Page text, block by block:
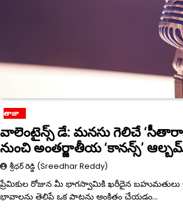
తాజా
వాలెంటైన్స్ డే: మనసు గెలిచే
నుంచి అంతర్జాతీయ ‘కానన్స్’
శ్రీధర్ రెడ్డి (Sreedhar Reddy)
ప్రేమికుల రోజున మీ భాగస్వామికి ఖరీదైన బహుమతులు
భావాలను తెలిపే ఒక పాటను అంకితం చేయడం…